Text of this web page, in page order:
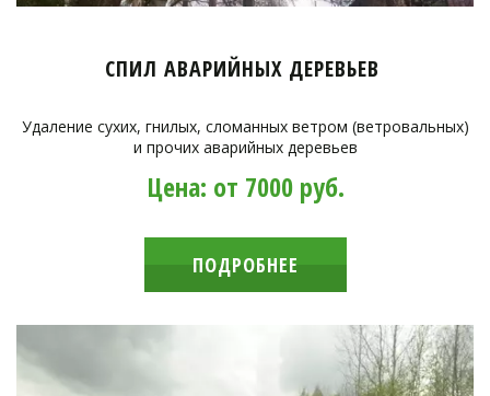
СПИЛ АВАРИЙНЫХ ДЕРЕВЬЕВ
Удаление сухих, гнилых, сломанных ветром (ветровальных)
и прочих аварийных деревьев
Цена: от 7000 руб.
ПОДРОБНЕЕ